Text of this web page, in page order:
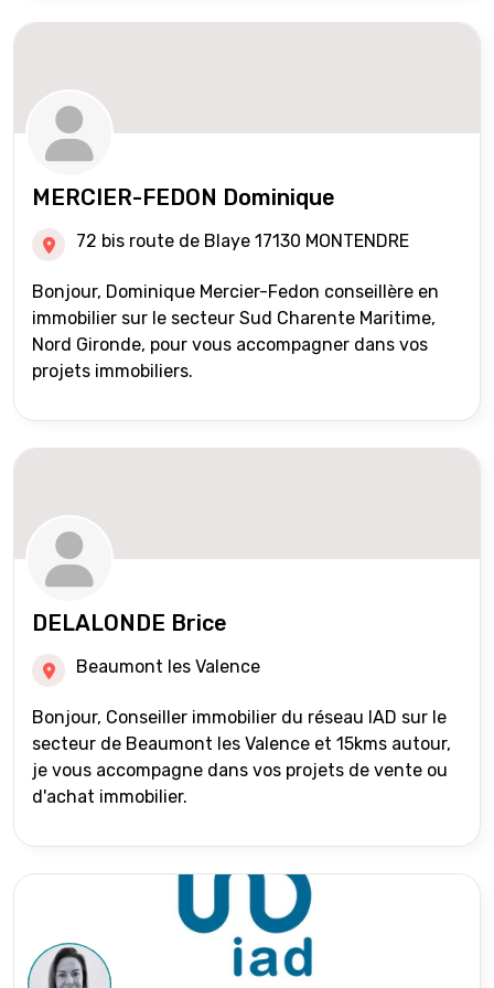
MERCIER-FEDON Dominique
72 bis route de Blaye 17130 MONTENDRE
Bonjour, Dominique Mercier-Fedon conseillère en
immobilier sur le secteur Sud Charente Maritime,
Nord Gironde, pour vous accompagner dans vos
projets immobiliers.
DELALONDE Brice
Beaumont les Valence
Bonjour, Conseiller immobilier du réseau IAD sur le
secteur de Beaumont les Valence et 15kms autour,
je vous accompagne dans vos projets de vente ou
d'achat immobilier.